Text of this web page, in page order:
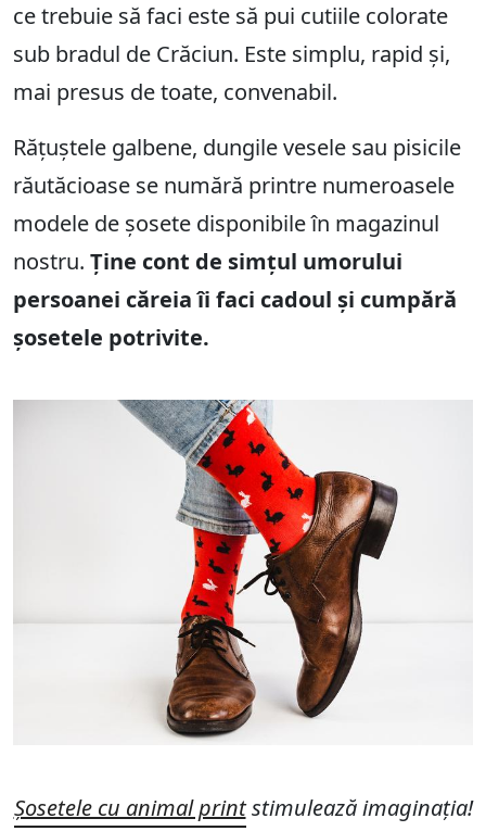
ce trebuie să faci este să pui cutiile colorate
sub bradul de Crăciun. Este simplu, rapid și,
mai presus de toate, convenabil.
Rățuștele galbene, dungile vesele sau pisicile
răutăcioase se numără printre numeroasele
modele de șosete disponibile în magazinul
nostru. Ține cont de simțul umorului
persoanei căreia îi faci cadoul și cumpără
șosetele potrivite.
Șosetele cu animal printstimulează imaginația!